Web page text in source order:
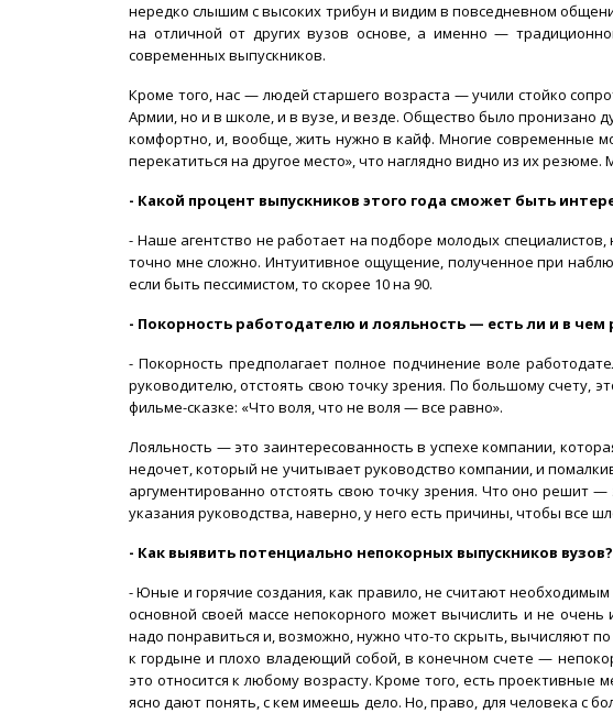
нередко слышим с высоких трибун и видим в повседневном
на отличной от других вузов основе, а именно —
современных выпускников.
Кроме того, нас — людей старшего возраста — учили стойко
Армии, но и в школе, и в вузе, и везде. Общество было пронизано
комфортно, и, вообще, жить нужно в кайф. Многие современные
перекатиться на другое место», что наглядно видно из их
- Какой процент выпускников этого года сможет быть
- Наше агентство не работает на подборе молодых
точно мне сложно. Интуитивное ощущение, полученное при
если быть пессимистом, то скорее 10 на 90.
- Покорность работодателю и лояльность — есть ли и в
- Покорность предполагает полное подчинение воле
руководителю, отстоять свою точку зрения. По большому счету,
фильме-сказке: «Что воля, что не воля — все равно».
Лояльность — это заинтересованность в успехе компании,
недочет, который не учитывает руководство компании, и
аргументированно отстоять свою точку зрения. Что оно решит
указания руководства, наверно, у него есть причины, чтобы все
- Как выявить потенциально непокорных выпускников вузов?
- Юные и горячие создания, как правило, не считают
основной своей массе непокорного может вычислить и не
надо понравиться и, возможно, нужно что-то скрыть, вычисляют
к гордыне и плохо владеющий собой, в конечном счете —
это относится к любому возрасту. Кроме того, есть
ясно дают понять, с кем имеешь дело. Но, право, для человека с